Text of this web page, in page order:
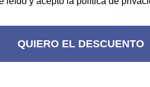
QUIERO EL DESCUENTO